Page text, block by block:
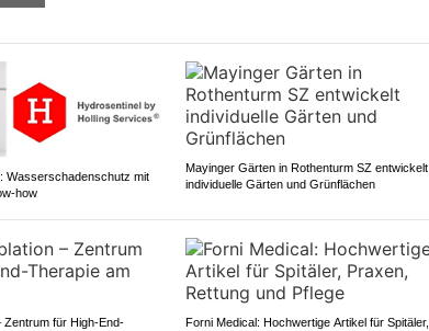
Wasserschadenschutz mit
how
Mayinger Gärten in Rothenturm SZ entwickelt
individuelle Gärten und Grünflächen
Zentrum für High-End-
Forni Medical: Hochwertige Artikel für Spitäler,